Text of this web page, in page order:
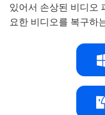
있어서 손상된 비디오
요한 비디오를 복구하